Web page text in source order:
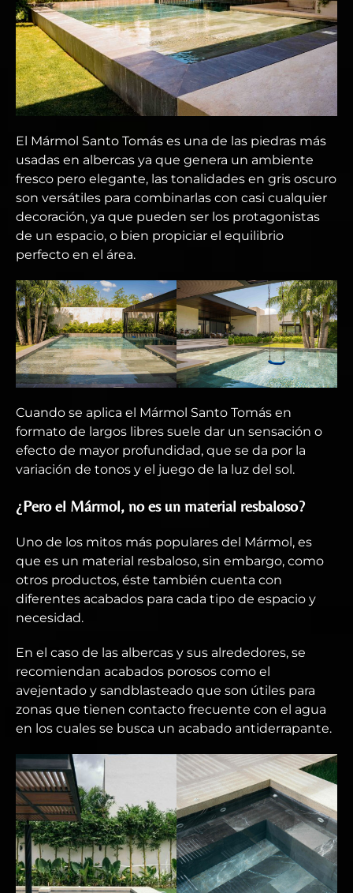
El Mármol Santo Tomás es una de las piedras más
usadas en albercas ya que genera un ambiente
fresco pero elegante, las tonalidades en gris oscuro
son versátiles para combinarlas con casi cualquier
decoración, ya que pueden ser los protagonistas
de un espacio, o bien propiciar el equilibrio
perfecto en el área.
Cuando se aplica el Mármol Santo Tomás en
formato de largos libres suele dar un sensación o
efecto de mayor profundidad, que se da por la
variación de tonos y el juego de la luz del sol.
¿Pero el Mármol, no es un material resbaloso?
Uno de los mitos más populares del Mármol, es
que es un material resbaloso, sin embargo, como
otros productos, éste también cuenta con
diferentes acabados para cada tipo de espacio y
necesidad.
En el caso de las albercas y sus alrededores, se
recomiendan acabados porosos como el
avejentado y sandblasteado que son útiles para
zonas que tienen contacto frecuente con el agua
en los cuales se busca un acabado antiderrapante.